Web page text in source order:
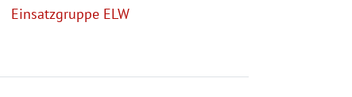
Einsatzgruppe ELW